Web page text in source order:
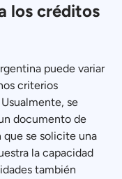
los créditos
puede variar
criterios
se
documento de
que se solicite una
la capacidad
también